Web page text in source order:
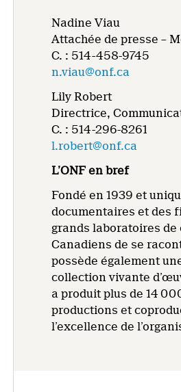
Nadine Viau
Attachée de presse –
C. : 514-458-9745
n.viau@onf.ca
Lily Robert
Directrice,
C. : 514-296-8261
l.robert@onf.ca
L’ONF en bref
Fondé en 1939 et
documentaires et des
grands laboratoires de
Canadiens de se
possède également
collection vivante
a produit plus de 14
productions et
l’excellence de